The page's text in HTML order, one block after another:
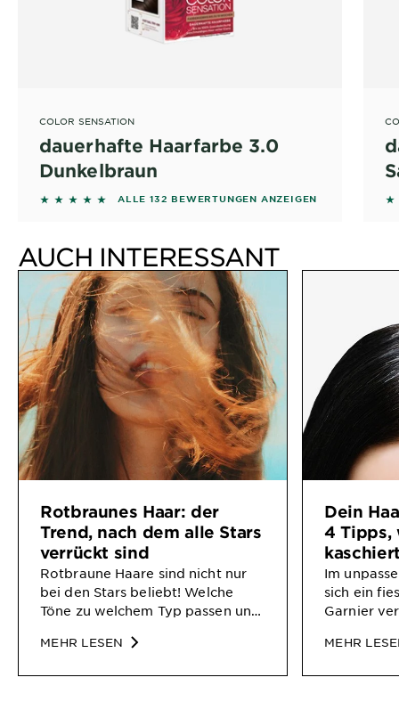
COLOR SENSATION
dauerhafte Haarfarbe 3.0
Dunkelbraun
4.8106 out of 5 stars based on reviews
ALLE 132 BEWERTUNGEN ANZEIGEN
AUCH INTERESSANT
Rotbraunes Haar: der
Trend, nach dem alle Stars
verrückt sind
Rotbraune Haare sind nicht nur
bei den Stars beliebt! Welche
Töne zu welchem Typ passen und
Farben wichtig sind, erfährst Du
MEHR LESEN
Dein
4 Tipps,
Im
sich ein
Garnier
MEHR